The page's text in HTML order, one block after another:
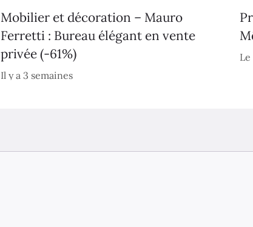
Mobilier et décoration – Mauro
Ferretti : Bureau élégant en vente
privée (-61%)
Il y a 3 semaines